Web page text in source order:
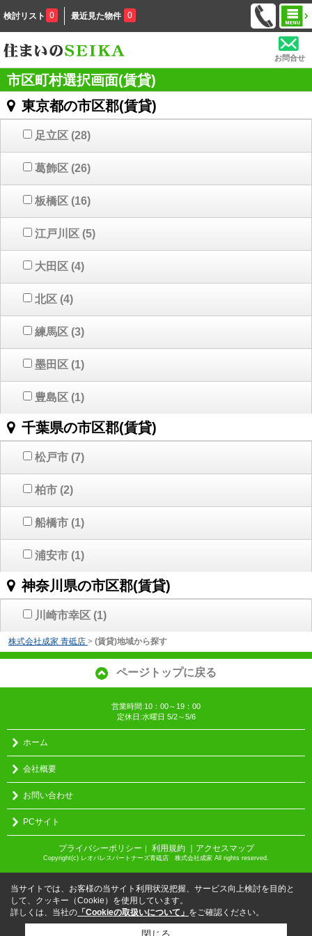
検討リスト 0 最近見た物件 0
お問合せ
市区町村選択画面(賃貸)
東京都の市区郡(賃貸)
足立区 (28)
葛飾区 (26)
板橋区 (16)
江戸川区 (5)
大田区 (4)
北区 (4)
練馬区 (3)
墨田区 (1)
豊島区 (1)
千葉県の市区郡(賃貸)
松戸市 (7)
柏市 (2)
船橋市 (1)
浦安市 (1)
神奈川県の市区郡(賃貸)
川崎市幸区 (1)
株式会社成家 青砥店 > (賃貸)地域から探す
ページトップに戻る
営業時間:10：00～19：00
定休日:水曜日 5/2～5/6
ホーム
会社概要
お問い合わせ
PCサイト
プライバシーポリシー ｜ 利用規約 ｜アクセスマップ
Copyright(c) レオパレスパートナーズ青砥店 株式会社成家 All rights reserved.
当サイトでは、お客様の当サイト利用状況把握、サービス向上検討を目的と
して、クッキー（Cookie）を使用しています。
詳しくは、当社の 「Cookieの取扱いについて」 をご確認ください。